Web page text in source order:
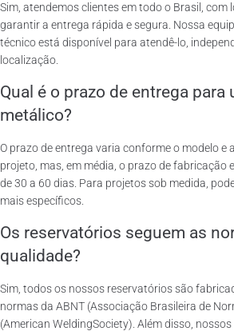
Sim, atendemos clientes em todo o Brasil, com
garantir a entrega rápida e segura. Nossa
técnico está disponível para atendê-lo,
localização.
Qual é o prazo de entrega para
metálico?
O prazo de entrega varia conforme o modelo e
projeto, mas, em média, o prazo de fabricação
de 30 a 60 dias. Para projetos sob medida,
mais específicos.
Os reservatórios seguem as
qualidade?
Sim, todos os nossos reservatórios são
normas da ABNT (Associação Brasileira de
(American WeldingSociety). Além disso,